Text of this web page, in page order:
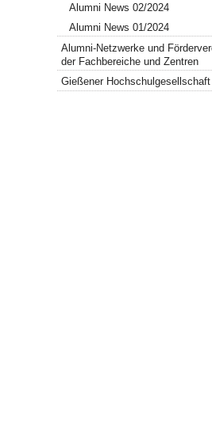
Alumni News 02/2024
Alumni News 01/2024
Alumni-Netzwerke und
der Fachbereiche und Zentren
Gießener Hochschulgesellschaft